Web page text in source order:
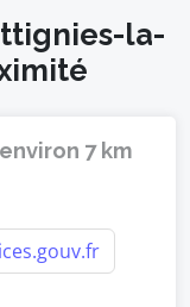
la-
7 km